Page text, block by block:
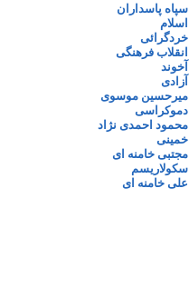
سپاه پاسداران
اسلام
خردگرائی
انقلاب فرهنگی
آخوند
آزادی
میرحسین موسوی
دموکراسی
محمود احمدی نژاد
خمینی
مجتبی خامنه ای
سکولاریسم
علی خامنه ای